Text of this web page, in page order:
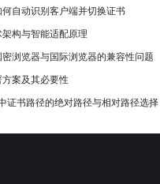
自动识别客户端并切换证书
构与智能适配原理
浏览器与国际浏览器的兼容性问题
案及其必要性
证书路径的绝对路径与相对路径选择